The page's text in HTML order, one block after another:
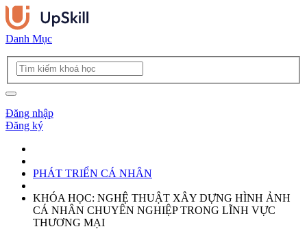
Danh Mục
Đăng nhập
Đăng ký
PHÁT TRIỂN CÁ NHÂN
KHÓA HỌC: NGHỆ THUẬT XÂY DỰNG HÌNH ẢNH
CÁ NHÂN CHUYÊN NGHIỆP TRONG LĨNH VỰC
THƯƠNG MẠI